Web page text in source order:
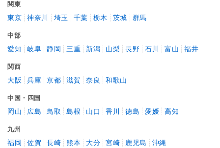
関東
東京 神奈川 埼玉 千葉 栃木 茨城 群馬
中部
愛知 岐阜 静岡 三重 新潟 山梨 長野 石川 富山 福井
関西
大阪 兵庫 京都 滋賀 奈良 和歌山
中国・四国
岡山 広島 鳥取 島根 山口 香川 徳島 愛媛 高知
九州
福岡 佐賀 長崎 熊本 大分 宮崎 鹿児島 沖縄